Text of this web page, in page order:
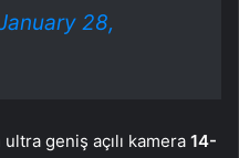
28,
geniş açılı kamera 14-